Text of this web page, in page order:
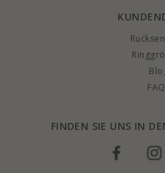
FINDEN SIE UNS IN